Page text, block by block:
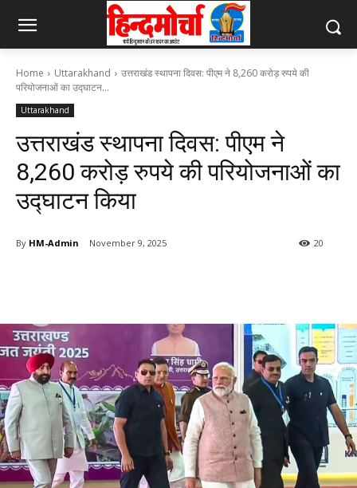
Home Uttarakhand
उत्तराखंड स्थापना दिवस: पीएम ने 8,260 करोड़ रुपये की
परियोजनाओं का उद्घाटन...
Uttarakhand
उत्तराखंड स्थापना दिवस: पीएम ने
8,260 करोड़ रुपये की परियोजनाओं का
उद्घाटन किया
By HM-Admin November 9, 2025 20